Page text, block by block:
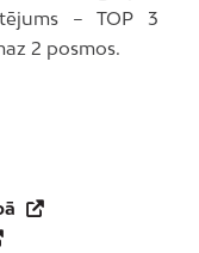
– TOP 3
2 posmos.